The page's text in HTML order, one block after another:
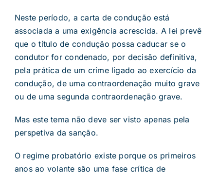
Neste período, a carta de condução está
associada a uma exigência acrescida. A lei prevê
que o título de condução possa caducar se o
condutor for condenado, por decisão definitiva,
pela prática de um crime ligado ao exercício da
condução, de uma contraordenação muito grave
ou de uma segunda contraordenação grave.
Mas este tema não deve ser visto apenas pela
perspetiva da sanção.
O regime probatório existe porque os primeiros
anos ao volante são uma fase crítica de